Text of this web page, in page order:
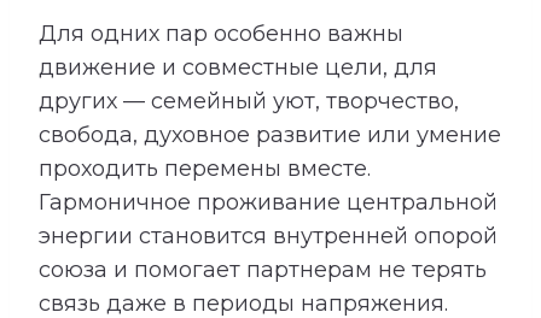
Для одних пар особенно важны
движение и совместные цели, для
других — семейный уют, творчество,
свобода, духовное развитие или умение
проходить перемены вместе.
Гармоничное проживание центральной
энергии становится внутренней опорой
союза и помогает партнерам не терять
связь даже в периоды напряжения.